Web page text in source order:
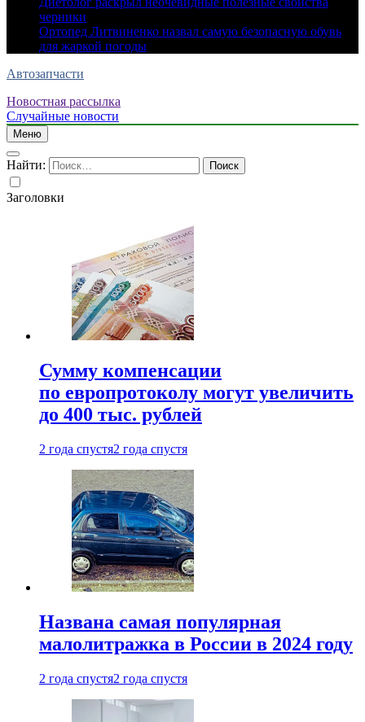
черники
Ортопед Литвиненко назвал самую безопасную обувь
для жаркой погоды
Автозапчасти
Новостная рассылка
Случайные новости
Меню
Найти:
Заголовки
Сумму компенсации
по европротоколу могут увеличить
до 400 тыс. рублей
2 года спустя2 года спустя
Названа самая популярная
малолитражка в России в 2024 году
2 года спустя2 года спустя